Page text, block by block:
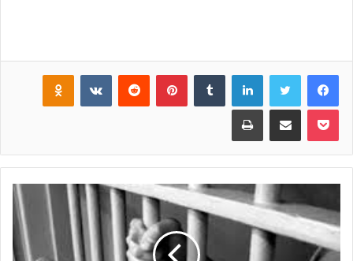
فيسبوك لينكدإن بينتيريست
بوكيت